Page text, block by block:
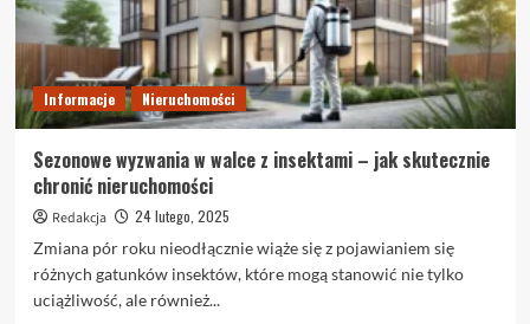
Który
Odzwierciedla
Twoje
Wartości
Informacje Nieruchomości
Sezonowe wyzwania w walce z insektami – jak skutecznie
chronić nieruchomości
Redakcja
24 lutego, 2025
Zmiana pór roku nieodłącznie wiąże się z pojawianiem się
różnych gatunków insektów, które mogą stanowić nie tylko
uciążliwość, ale również...